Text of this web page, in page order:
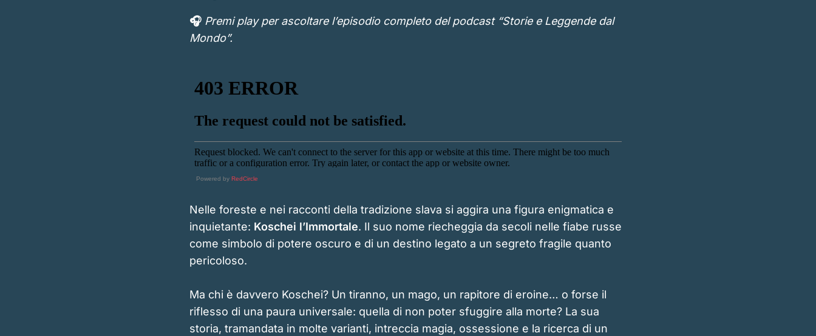
🎧 Premi play per ascoltare l’episodio completo del podcast “Storie e Leggende dal
Mondo”.
Powered by RedCircle
Nelle foreste e nei racconti della tradizione slava si aggira una figura enigmatica e
inquietante: Koschei l’Immortale. Il suo nome riecheggia da secoli nelle fiabe russe
come simbolo di potere oscuro e di un destino legato a un segreto fragile quanto
pericoloso.
Ma chi è davvero Koschei? Un tiranno, un mago, un rapitore di eroine… o forse il
riflesso di una paura universale: quella di non poter sfuggire alla morte? La sua
storia, tramandata in molte varianti, intreccia magia, ossessione e la ricerca di un